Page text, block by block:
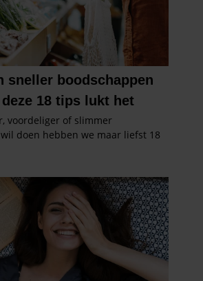
van uw gebruik van hun services. U
cookies als u onze website blijft